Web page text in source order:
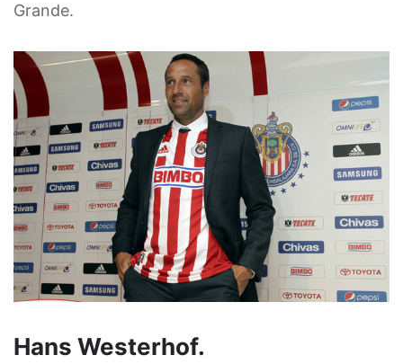
Grande.
Hans Westerhof.